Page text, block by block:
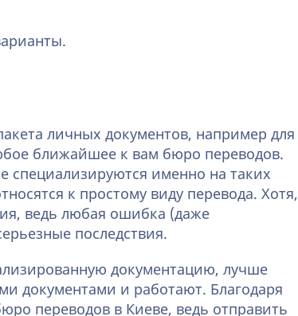
личных документов, например для
ближайшее к вам бюро переводов.
специализируются именно на таких
к простому виду перевода. Хотя,
ведь любая ошибка (даже
последствия.
документацию, лучше
документами и работают. Благодаря
переводов в Киеве, ведь отправить